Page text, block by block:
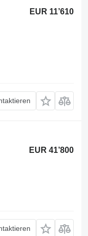
EUR 11’610
EUR 41’800